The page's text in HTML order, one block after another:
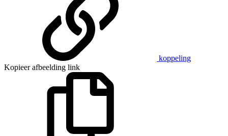
koppeling
Kopieer afbeelding link